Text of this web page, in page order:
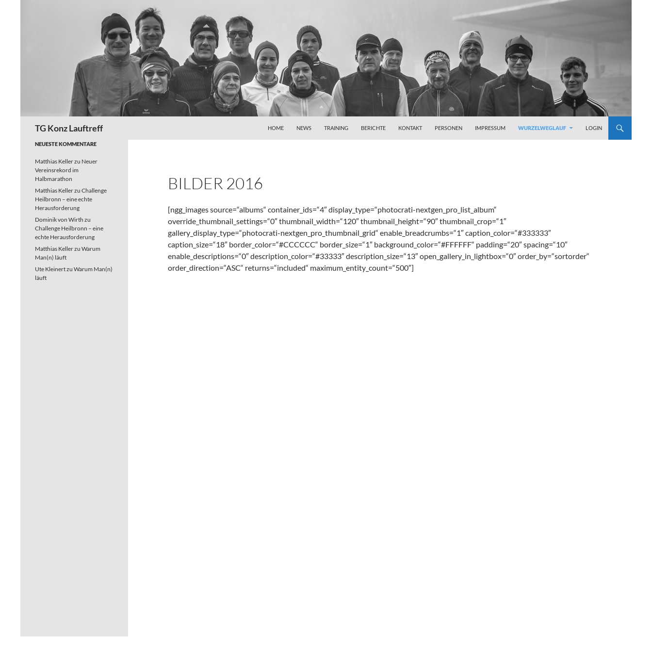
TG Konz Lauftreff HOME NEWS TRAINING BERICHTE KONTAKT PERSONEN IMPRESSUM WURZELWEGLAUF LOGIN
BILDER 2016
[ngg_images source=“albums“ container_ids=“4″ display_type=“photocrati-nextgen_pro_list_album“
override_thumbnail_settings=“0″ thumbnail_width=“120″ thumbnail_height=“90″ thumbnail_crop=“1″
gallery_display_type=“photocrati-nextgen_pro_thumbnail_grid“ enable_breadcrumbs=“1″ caption_color=“#333333″
caption_size=“18″ border_color=“#CCCCCC“ border_size=“1″ background_color=“#FFFFFF“ padding=“20″ spacing=“10″
enable_descriptions=“0″ description_color=“#33333″ description_size=“13″ open_gallery_in_lightbox=“0″ order_by=“sortorder“
order_direction=“ASC“ returns=“included“ maximum_entity_count=“500″]
NEUESTE KOMMENTARE
Matthias Kellerzu Neuer
Vereinsrekord im
Halbmarathon
Matthias Kellerzu Challenge
Heilbronn – eine echte
Herausforderung
Dominik von Wirth zu
Challenge Heilbronn – eine
echte Herausforderung
Matthias Kellerzu Warum
Man(n) läuft
Ute Kleinertzu Warum Man(n)
läuft